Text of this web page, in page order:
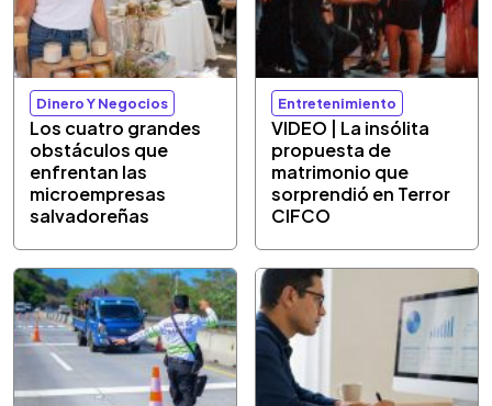
Dinero Y Negocios
Los cuatro grandes
obstáculos que
enfrentan las
microempresas
salvadoreñas
Entretenimiento
VIDEO | La insólita
propuesta de
matrimonio que
sorprendió en Terror
CIFCO